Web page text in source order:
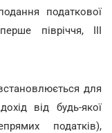
податкової
півріччя, III
для
від будь-якої
податків),